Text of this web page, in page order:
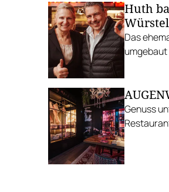
Huth
Das
umgebaut
Genuss